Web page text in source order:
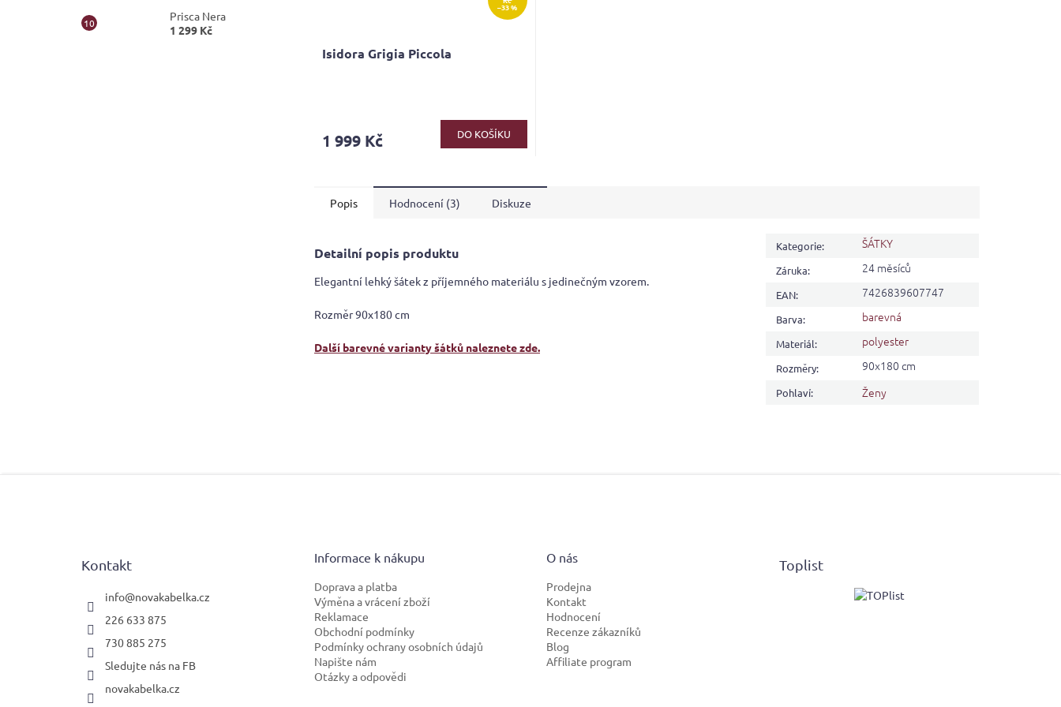
Prisca Nera
1 299 Kč
–33 %
Isidora Grigia Piccola
je
hvězdiček.
1 999 Kč DO KOŠÍKU
Popis Hodnocení (3) Diskuze
Detailní popis produktu
Elegantní lehký šátek z příjemného materiálu s jedinečným vzorem.
Rozměr 90x180 cm
Další barevné varianty šátků naleznete zde.
Kategorie: ŠÁTKY
Záruka: 24 měsíců
EAN: 7426839607747
Barva: barevná
Materiál: polyester
Rozměry: 90x180 cm
Pohlaví: Ženy
Kontakt
info@novakabelka.cz
226 633 875
730 885 275
Sledujte nás na FB
novakabelka.cz
Informace k nákupu
Doprava a platba
Výměna a vrácení zboží
Reklamace
Obchodní podmínky
Podmínky ochrany osobních údajů
Napište nám
Otázky a odpovědi
O nás
Prodejna
Kontakt
Hodnocení
Recenze zákazníků
Blog
Affiliate program
Toplist